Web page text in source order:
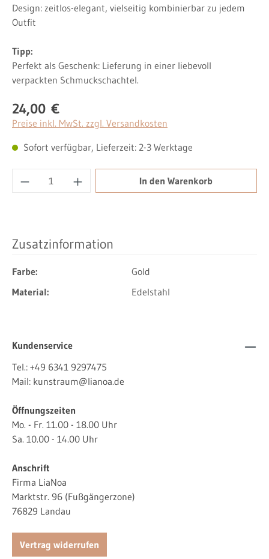
Design: zeitlos-elegant, vielseitig kombinierbar zu jedem
Outfit
Tipp:
Perfekt als Geschenk: Lieferung in einer liebevoll
verpackten Schmuckschachtel.
Regulärer Preis:
24,00 €
Preise inkl. MwSt. zzgl. Versandkosten
Sofort verfügbar, Lieferzeit: 2-3 Werktage
Produkt Anzahl: Gib den gewünschten
In den Warenkorb
Zusatzinformation
Farbe:
Gold
Material:
Edelstahl
Kundenservice
Tel.: +49 6341 9297475
Mail: kunstraum@lianoa.de
Öffnungszeiten
Mo. - Fr. 11.00 - 18.00 Uhr
Sa. 10.00 - 14.00 Uhr
Anschrift
Firma LiaNoa
Marktstr. 96 (Fußgängerzone)
76829 Landau
Vertrag widerrufen